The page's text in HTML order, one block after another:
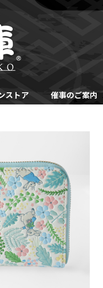
ストア 催事のご案内